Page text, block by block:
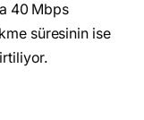
40 Mbps
süresinin ise